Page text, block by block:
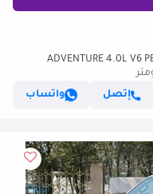
إتصل
واتساب